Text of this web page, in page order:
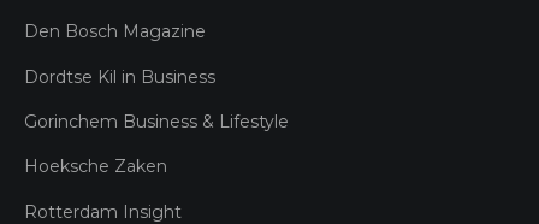
Den Bosch Magazine
Dordtse Kil in Business
Gorinchem Business & Lifestyle
Hoeksche Zaken
Rotterdam Insight